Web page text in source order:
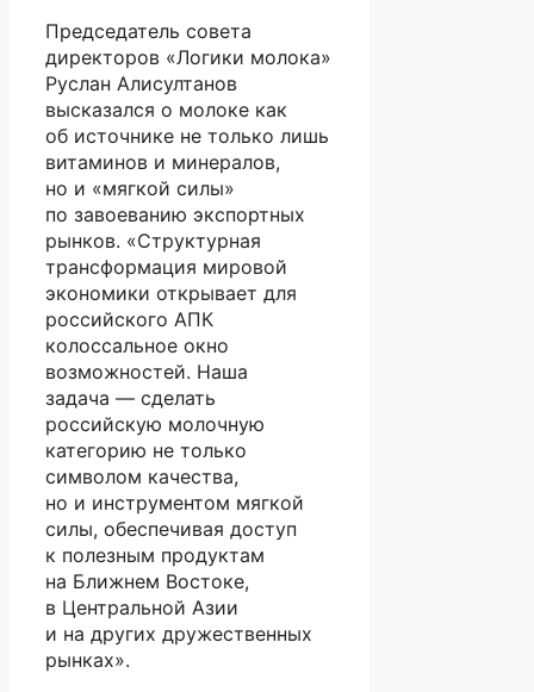
Председатель совета
директоров «Логики молока»
Руслан Алисултанов
высказался о молоке как
об источнике не только лишь
витаминов и минералов,
но и «мягкой силы»
по завоеванию экспортных
рынков. «Структурная
трансформация мировой
экономики открывает для
российского АПК
колоссальное окно
возможностей. Наша
задача — сделать
российскую молочную
категорию не только
символом качества,
но и инструментом мягкой
силы, обеспечивая доступ
к полезным продуктам
на Ближнем Востоке,
в Центральной Азии
и на других дружественных
рынках».